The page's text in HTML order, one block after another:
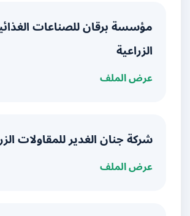
مؤسسة برقان للصناعات الغذائية و
الزراعية
عرض الملف
شركة جنان الغدير للمقاولات الزراعية
عرض الملف